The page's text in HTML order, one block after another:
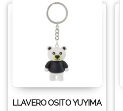
LLAVERO OSITO YUYIMA